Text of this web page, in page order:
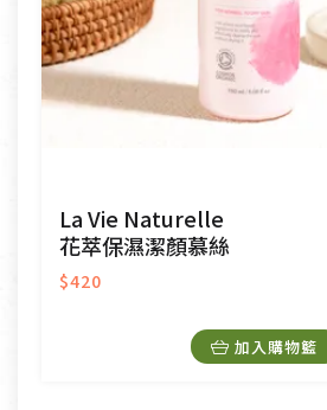
La Vie Naturelle
花萃保濕潔顏慕絲
$420
加入購物籃